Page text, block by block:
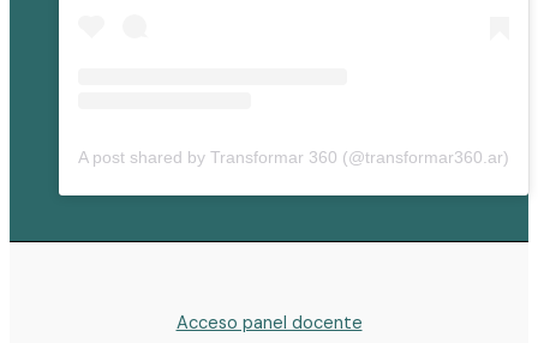
A post shared by Transformar 360 (@transformar360.ar)
Acceso panel docente